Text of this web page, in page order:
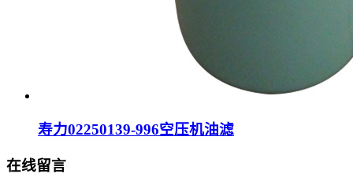
寿力02250139-996空压机油滤
在线留言